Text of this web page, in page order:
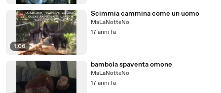
1:06
Scimmia cammina come un uomo
MaLaNotteNo
17 anni fa
bambola spaventa omone
MaLaNotteNo
17 anni fa